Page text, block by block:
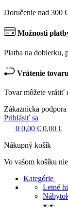
Doručenie nad 300
Možnosti
Platba na dobierku,
Vrátenie
Tovar môžete vrátiť
Zákaznícka podpora
Prihlásiť sa
0 0,00 € 0,00 €
Nákupný košík
Vo vašom košíku
Kategórie
Letné